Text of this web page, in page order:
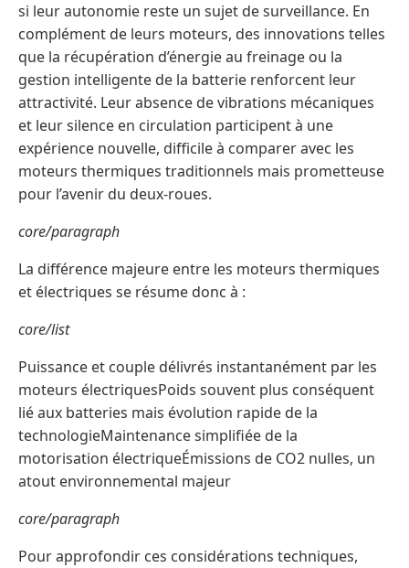
si leur autonomie reste un sujet de surveillance. En
complément de leurs moteurs, des innovations telles
que la récupération d’énergie au freinage ou la
gestion intelligente de la batterie renforcent leur
attractivité. Leur absence de vibrations mécaniques
et leur silence en circulation participent à une
expérience nouvelle, difficile à comparer avec les
moteurs thermiques traditionnels mais prometteuse
pour l’avenir du deux-roues.
core/paragraph
La différence majeure entre les moteurs thermiques
et électriques se résume donc à :
core/list
Puissance et couple délivrés instantanément par les
moteurs électriquesPoids souvent plus conséquent
lié aux batteries mais évolution rapide de la
technologieMaintenance simplifiée de la
motorisation électriqueÉmissions de CO2 nulles, un
atout environnemental majeur
core/paragraph
Pour approfondir ces considérations techniques,